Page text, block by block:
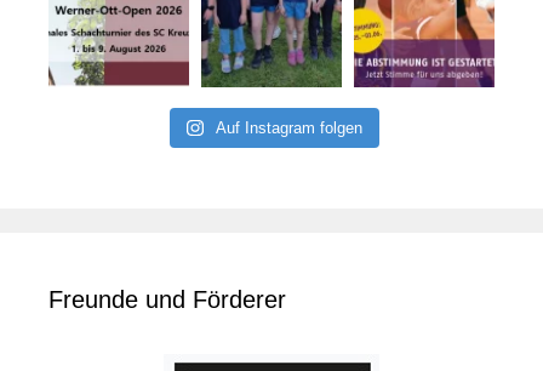
Auf Instagram folgen
Freunde und Förderer